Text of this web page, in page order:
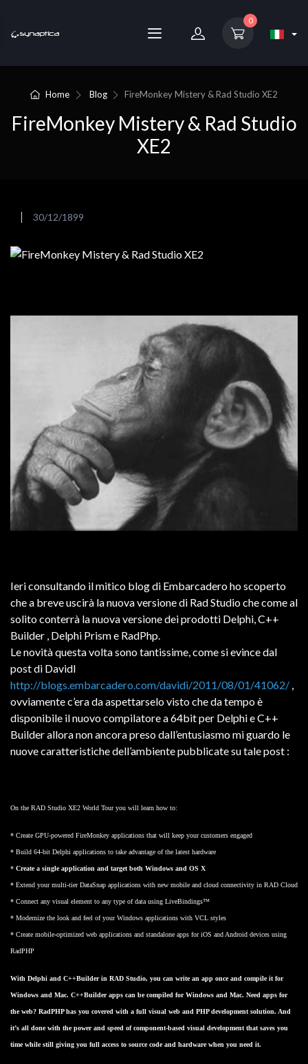
0
Home Blog FireMonkey Mistery & Rad Studio XE2
FireMonkey Mistery & Rad Studio
XE2
30/12/1899
Ieri consultando il mitico blog di Embarcadero ho scoperto
che a breve uscirà la nuova versione di Rad Studio che come al
solito conterrà la nuova versione dei prodotti Delphi, C++
Builder , Delphi Prism e RadPhp.
Le novità questa volta sono tantissime, come si evince dal
post di DavidI
http://blogs.embarcadero.com/davidi/2011/08/01/41062/ ,
ovviamente c’era da aspettarselo visto che da tempo è
disponibile il nuovo compilatore a 64bit per Delphi e C++
Builder allora non ancora preso dall’entusiasmo mi guardo le
nuove caratteristiche dell’ambiente pubblicate su tale post :
On the RAD Studio XE2 World Tour you will learn how to:
* Create GPU-powered FireMonkey applications that will keep your customers engaged
* Build 64-bit Delphi applications to take advantage of the latest hardware
* Create a single application and target both Windows and OS X
* Extend your multi-tier DataSnap applications with new mobile and cloud connectivity in RAD Cloud
* Connect any visual element to any type of data using LiveBindings™
* Modernize the look and feel of your Windows applications with VCL styles
* Create mobile-optimized web applications and standalone apps for iOS and Android devices using
RadPHP
With Delphi and C++Builder in RAD Studio, you can write an app once and compile it for
Windows and Mac. C++Builder apps can be compiled for Windows and Mac. Need apps for
the web? RadPHP has you covered with a full visual web and PHP development solution. And
it’s all done with the power and speed of component-based visual development that saves you
time while still giving you full access to source code and hardware when you need it.